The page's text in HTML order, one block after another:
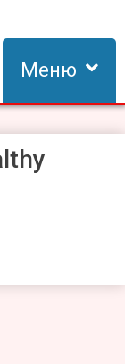
видань для
Меню